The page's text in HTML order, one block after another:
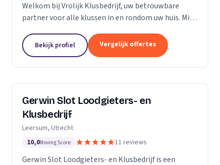
Welkom bij Vrolijk Klusbedrijf, uw betrouwbare
partner voor alle klussen in en rondom uw huis. Mijn
met bijna 20 jaar ervaring in de bouwsector. Ik...
Bekijk profiel Vergelijk offertes
Gerwin Slot Loodgieters- en
Klusbedrijf
Leersum, Utrecht
10,0Moving Score 11 reviews
Gerwin Slot Loodgieters- en Klusbedrijf is een